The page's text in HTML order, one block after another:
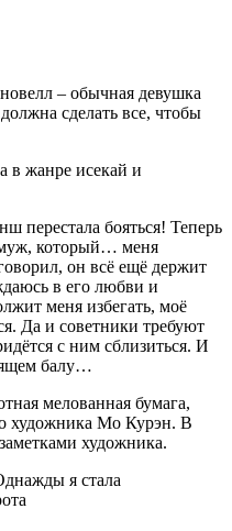
– обычная девушка
сделать все, чтобы
в жанре исекай и
перестала бояться! Теперь
муж, который… меня
он всё ещё держит
в его любви и
меня избегать, моё
Да и советники требуют
с ним сблизиться. И
балу…
мелованная бумага,
художника Мо Курэн. В
художника.
я стала